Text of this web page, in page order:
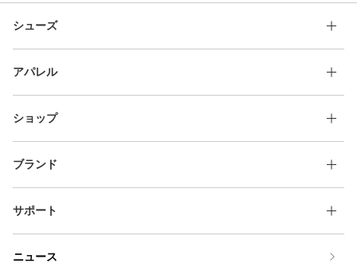
シューズ
アパレル
ショップ
ブランド
サポート
ニュース